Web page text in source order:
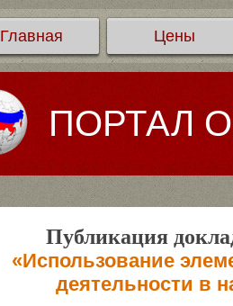
Главная Цены
ПОРТАЛ
Публикация
«Использование
деятельности в